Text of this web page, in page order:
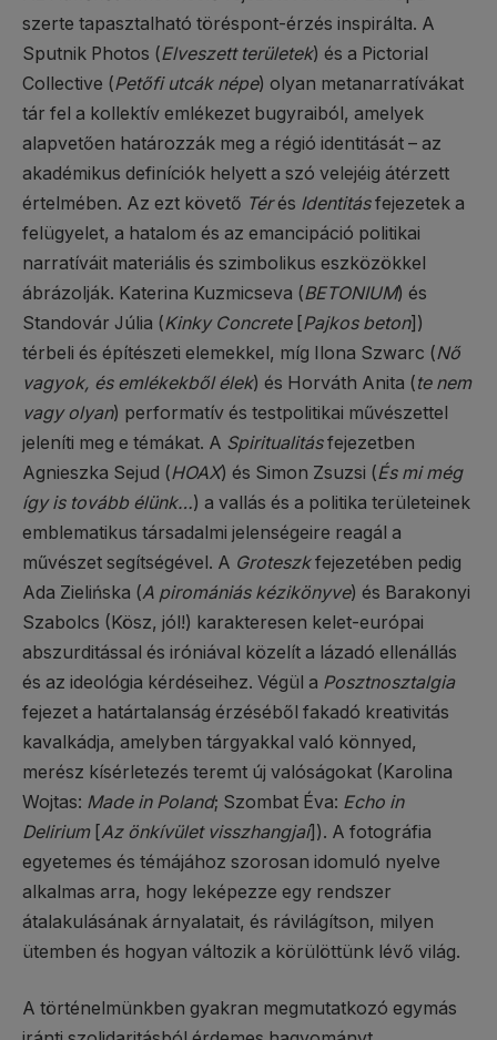
szerte tapasztalható töréspont-érzés inspirálta. A
Sputnik Photos (Elveszett területek) és a Pictorial
Collective (Petőfi utcák népe) olyan metanarratívákat
tár fel a kollektív emlékezet bugyraiból, amelyek
alapvetően határozzák meg a régió identitását – az
akadémikus definíciók helyett a szó velejéig átérzett
értelmében. Az ezt követő Térés Identitásfejezetek a
felügyelet, a hatalom és az emancipáció politikai
narratíváit materiális és szimbolikus eszközökkel
ábrázolják. Katerina Kuzmicseva (BETONIUM) és
Standovár Júlia (Kinky Concrete [Pajkos beton])
térbeli és építészeti elemekkel, míg Ilona Szwarc (Nő
vagyok, és emlékekből élek) és Horváth Anita (te nem
vagy olyan) performatív és testpolitikai művészettel
jeleníti meg e témákat. A Spiritualitásfejezetben
Agnieszka Sejud (HOAX) és Simon Zsuzsi (És mi még
így is tovább élünk…) a vallás és a politika területeinek
emblematikus társadalmi jelenségeire reagál a
művészet segítségével. A Groteszkfejezetében pedig
Ada Zielińska (A piromániás kézikönyve) és Barakonyi
Szabolcs (Kösz, jól!) karakteresen kelet-európai
abszurditással és iróniával közelít a lázadó ellenállás
és az ideológia kérdéseihez. Végül a Posztnosztalgia
fejezet a határtalanság érzéséből fakadó kreativitás
kavalkádja, amelyben tárgyakkal való könnyed,
merész kísérletezés teremt új valóságokat (Karolina
Wojtas: Made in Poland; Szombat Éva: Echo in
Delirium[Az önkívület visszhangjai]). A fotográfia
egyetemes és témájához szorosan idomuló nyelve
alkalmas arra, hogy leképezze egy rendszer
átalakulásának árnyalatait, és rávilágítson, milyen
ütemben és hogyan változik a körülöttünk lévő világ.
A történelmünkben gyakran megmutatkozó egymás